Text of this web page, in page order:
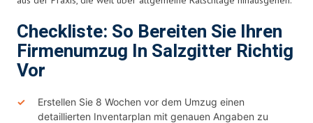
Checkliste: So Bereiten Sie Ihren
Firmenumzug In Salzgitter Richtig
Vor
Erstellen Sie 8 Wochen vor dem Umzug einen
detaillierten Inventarplan mit genauen Angaben zu